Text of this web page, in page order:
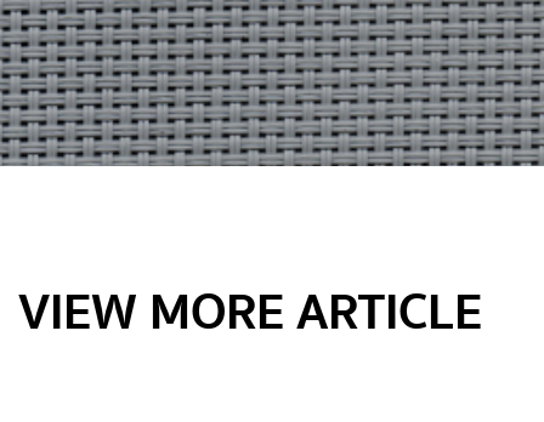
VIEW MORE ARTICLE